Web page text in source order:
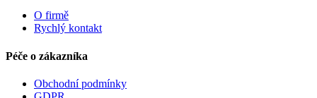
O firmě
Rychlý kontakt
Péče o zákazníka
Obchodní podmínky